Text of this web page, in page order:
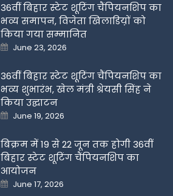
36वीं बिहार स्टेट शूटिंग चैंपियनशिप का
भव्य समापन, विजेता खिलाडिय़ों को
किया गया सम्मानित
Posted
on
June 23, 2026
36वीं बिहार स्टेट शूटिंग चैंपियनशिप का
भव्य शुभारंभ, खेल मंत्री श्रेयसी सिंह ने
किया उद्घाटन
Posted
on
June 19, 2026
बिक्रम में 19 से 22 जून तक होगी 36वीं
बिहार स्टेट शूटिंग चैंपियनशिप का
आयोजन
Posted
on
June 17, 2026